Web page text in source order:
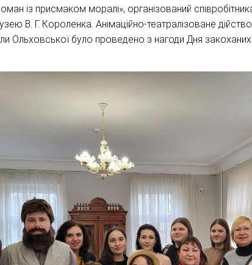
із присмаком моралі», організований
В. Г. Короленка. Анімаційно-театралізоване
Ольховської було проведено з нагоди Дня